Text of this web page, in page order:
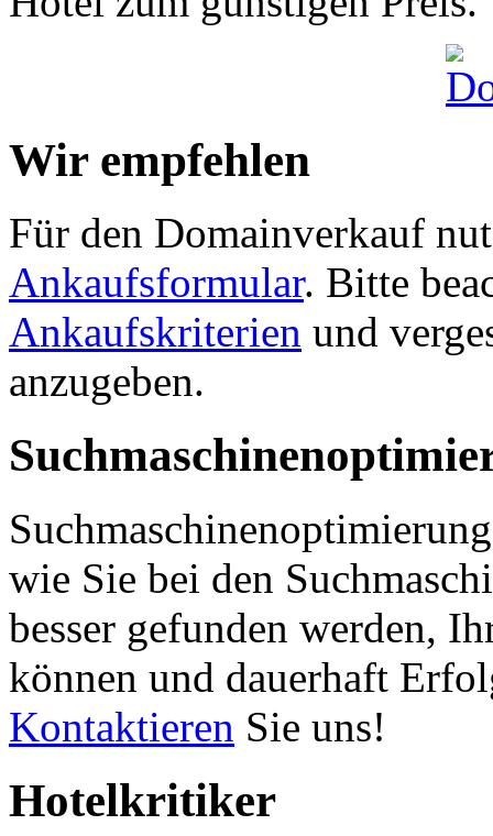
Wir empfehlen
Für den Domainverkauf
Ankaufsformular. Bitte
Ankaufskriterien und
anzugeben.
wie Sie bei den
besser gefunden werden,
können und dauerhaft
Kontaktieren Sie uns!
Hotelkritiker